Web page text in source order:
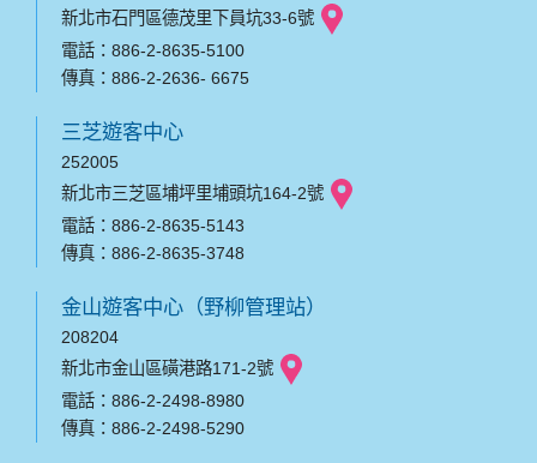
新北市石門區德茂里下員坑33-6號
電話：886-2-8635-5100
傳真：886-2-2636- 6675
三芝遊客中心
252005
新北市三芝區埔坪里埔頭坑164-2號
電話：886-2-8635-5143
傳真：886-2-8635-3748
金山遊客中心（野柳管理站）
208204
新北市金山區磺港路171-2號
電話：886-2-2498-8980
傳真：886-2-2498-5290